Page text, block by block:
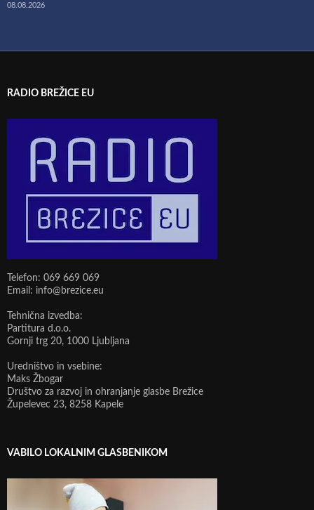
08.08.2026
RADIO BREŽICE EU
Telefon: 069 669 069
Email: info@brezice.eu
Tehnična izvedba:
Partitura d.o.o.
Gornji trg 20, 1000 Ljubljana
Uredništvo in vsebine:
Maks Žbogar
Društvo za razvoj in ohranjanje glasbe Brežice
Župelevec 23, 8258 Kapele
VABILO LOKALNIM GLASBENIKOM